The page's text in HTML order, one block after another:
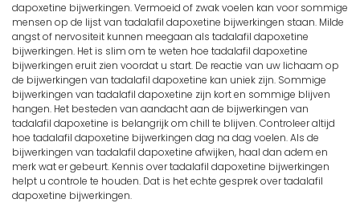
dapoxetine bijwerkingen. Vermoeid of zwak voelen kan voor sommige
mensen op de lijst van tadalafil dapoxetine bijwerkingen staan. Milde
angst of nervositeit kunnen meegaan als tadalafil dapoxetine
bijwerkingen. Het is slim om te weten hoe tadalafil dapoxetine
bijwerkingen eruit zien voordat u start. De reactie van uw lichaam op
de bijwerkingen van tadalafil dapoxetine kan uniek zijn. Sommige
bijwerkingen van tadalafil dapoxetine zijn kort en sommige blijven
hangen. Het besteden van aandacht aan de bijwerkingen van
tadalafil dapoxetine is belangrijk om chill te blijven. Controleer altijd
hoe tadalafil dapoxetine bijwerkingen dag na dag voelen. Als de
bijwerkingen van tadalafil dapoxetine afwijken, haal dan adem en
merk wat er gebeurt. Kennis over tadalafil dapoxetine bijwerkingen
helpt u controle te houden. Dat is het echte gesprek over tadalafil
dapoxetine bijwerkingen.